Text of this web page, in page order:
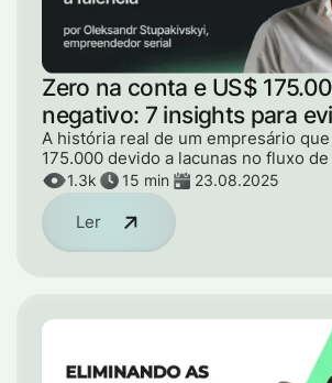
Zero na conta e US$
negativo: 7 insights para
falência
A história real de um empresário
175.000 devido a lacunas no fluxo de
parcerias fracassadas. Sete insights
financeira, controle de dinheiro e
ajudá-lo a evitar a falência.
Ler
1.3k 15 min 23.08.2025